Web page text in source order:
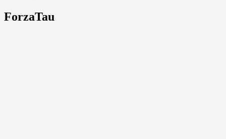
ForzaTau